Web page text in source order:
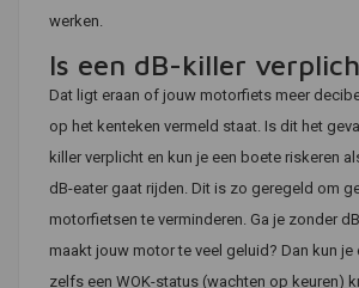
werken.
Is een dB-killer
Dat ligt eraan of jouw motorfiets meer
op het kenteken vermeld staat. Is dit het
killer verplicht en kun je een boete riskeren
dB-eater gaat rijden. Dit is zo geregeld om
motorfietsen te verminderen. Ga je zonder
maakt jouw motor te veel geluid? Dan kun
zelfs een WOK-status (wachten op keuren)